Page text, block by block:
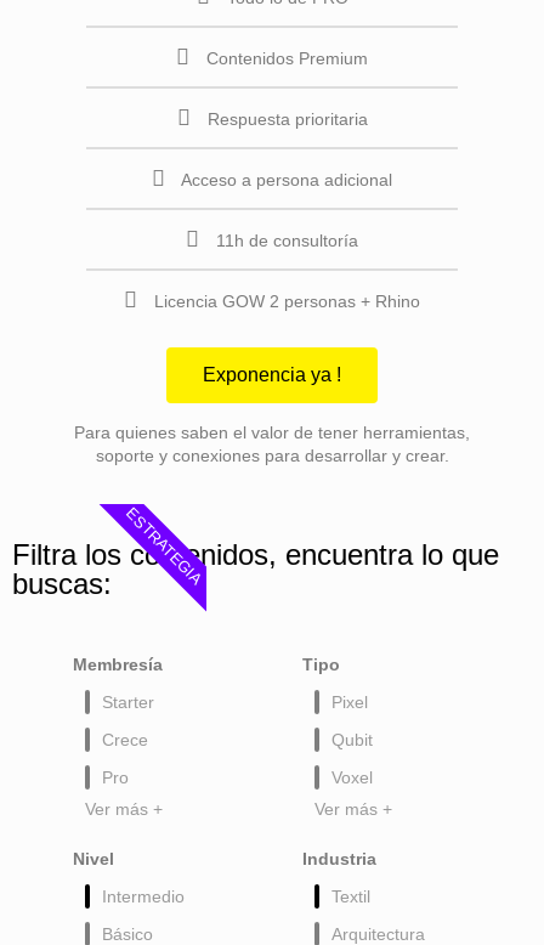
Contenidos Premium
Respuesta prioritaria
Acceso a persona adicional
11h de consultoría
Licencia GOW 2 personas + Rhino
Exponencia ya !
Para quienes saben el valor de tener herramientas,
soporte y conexiones para desarrollar y crear.
ESTRATEGIA
Filtra los contenidos, encuentra lo que
buscas:
Membresía
Starter
Crece
Pro
Ver más +
Tipo
Pixel
Qubit
Voxel
Ver más +
Nivel
Intermedio
Básico
Industria
Textil
Arquitectura